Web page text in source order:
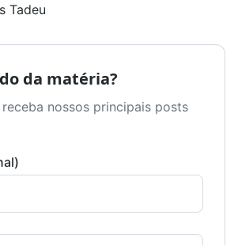
Tadeu
da matéria?
nossos principais posts